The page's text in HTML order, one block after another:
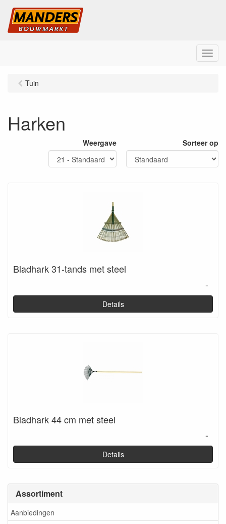
M
e
Assortiment
Aanbiedingen
Tuin
Harken
Weergave Sorteer op
Bladhark 31-tands met steel
-
Details
Bladhark 44 cm met steel
-
Details